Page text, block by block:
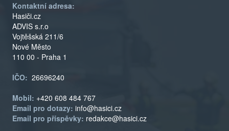
Kontaktní adresa:
Hasiči.cz
ADVIS s.r.o
Vojtěšská 211/6
Nové Město
110 00 - Praha 1
IČO: 26696240
Mobil: +420 608 484 767
Email pro dotazy: info@hasici.cz
Email pro příspěvky: redakce@hasici.cz